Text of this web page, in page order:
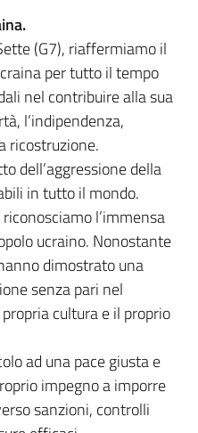
(G7), riaffermiamo il
per tutto il tempo
nel contribuire alla sua
l’indipendenza,
ricostruzione.
dell’aggressione della
in tutto il mondo.
l’immensa
ucraino. Nonostante
dimostrato una
senza pari nel
cultura e il proprio
ad una pace giusta e
impegno a imporre
sanzioni, controlli